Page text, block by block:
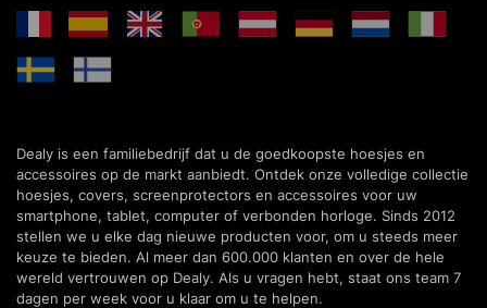
Dealy is een familiebedrijf dat u de goedkoopste hoesjes en
accessoires op de markt aanbiedt. Ontdek onze volledige collectie
hoesjes, covers, screenprotectors en accessoires voor uw
smartphone, tablet, computer of verbonden horloge. Sinds 2012
stellen we u elke dag nieuwe producten voor, om u steeds meer
keuze te bieden. Al meer dan 600.000 klanten en over de hele
wereld vertrouwen op Dealy. Als u vragen hebt, staat ons team 7
dagen per week voor u klaar om u te helpen.